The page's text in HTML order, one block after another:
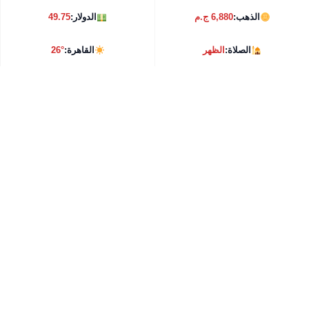
الذهب:6,880 ج.م الدولار:49.75
الصلاة:الظهر القاهرة:26°